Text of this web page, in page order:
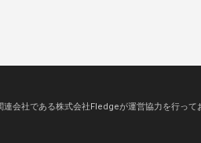
連会社である株式会社Fledgeが運営協力を行って